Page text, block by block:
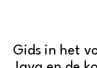
Gids in het